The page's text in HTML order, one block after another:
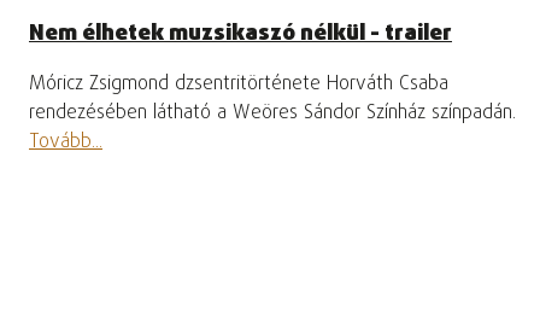
Nem élhetek muzsikaszó nélkül - trailer
Móricz Zsigmond dzsentritörténete Horváth Csaba
rendezésében látható a Weöres Sándor Színház színpadán.
Tovább...